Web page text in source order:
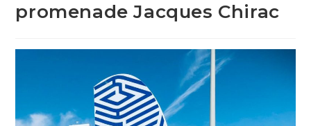
promenade Jacques Chirac